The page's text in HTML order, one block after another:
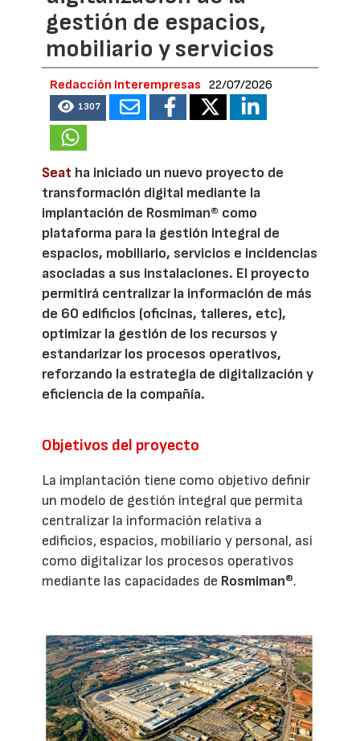
gestión de espacios,
mobiliario y servicios
Redacción Interempresas 22/07/2026
1307
Seat ha iniciado un nuevo proyecto de
transformación digital mediante la
implantación de Rosmiman® como
plataforma para la gestión integral de
espacios, mobiliario, servicios e incidencias
asociadas a sus instalaciones. El proyecto
permitirá centralizar la información de más
de 60 edificios (oficinas, talleres, etc),
optimizar la gestión de los recursos y
estandarizar los procesos operativos,
reforzando la estrategia de digitalización y
eficiencia de la compañía.
Objetivos del proyecto
La implantación tiene como objetivo definir
un modelo de gestión integral que permita
centralizar la información relativa a
edificios, espacios, mobiliario y personal, así
como digitalizar los procesos operativos
mediante las capacidades de Rosmiman®.